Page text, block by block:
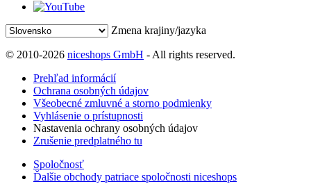
Zmena krajiny/jazyka
© 2010-2026 niceshops GmbH - All rights reserved.
Prehľad informácií
Ochrana osobných údajov
Všeobecné zmluvné a storno podmienky
Vyhlásenie o prístupnosti
Nastavenia ochrany osobných údajov
Zrušenie predplatného tu
Spoločnosť
Ďalšie obchody patriace spoločnosti niceshops